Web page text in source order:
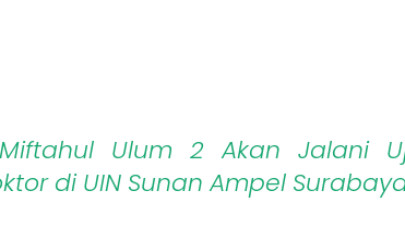
Ulum 2 Akan Jalani
di UIN Sunan Ampel